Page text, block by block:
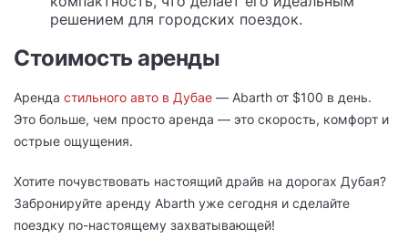
решением для городских поездок.
Стоимость аренды
Аренда стильного авто в Дубае — Abarth от $100 в день.
Это больше, чем просто аренда — это скорость, комфорт и
острые ощущения.
Хотите почувствовать настоящий драйв на дорогах Дубая?
Забронируйте аренду Abarth уже сегодня и сделайте
поездку по-настоящему захватывающей!